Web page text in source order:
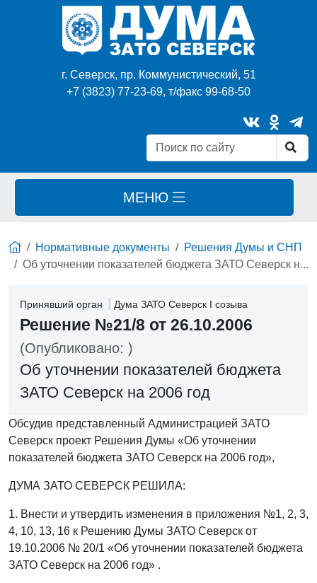
г. Северск, пр. Коммунистический, 51
+7 (3823) 77-23-69, т/факс 99-68-50
МЕНЮ
Нормативные документы
Решения Думы и СНП
Об уточнении показателей бюджета ЗАТО Северск н...
Принявший орган Дума ЗАТО Северск I созыва
Решение №21/8 от 26.10.2006
(Опубликовано: )
Об уточнении показателей бюджета
ЗАТО Северск на 2006 год
Обсудив представленный Администрацией ЗАТО
Северск проект Решения Думы «Об уточнении
показателей бюджета ЗАТО Северск на 2006 год»,
ДУМА ЗАТО СЕВЕРСК РЕШИЛА:
1. Внести и утвердить изменения в приложения №1, 2, 3,
4, 10, 13, 16 к Решению Думы ЗАТО Северск от
19.10.2006 № 20/1 «Об уточнении показателей бюджета
ЗАТО Северск на 2006 год» .